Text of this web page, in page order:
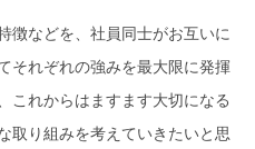
徴などを、社員同士がお互いに
それぞれの強みを最大限に発揮
これからはますます大切になる
取り組みを考えていきたいと思